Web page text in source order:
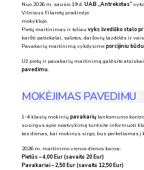
Nuo 2026 m. sausio 19 d.UAB „Antrekotas”
Vilniaus Filaretų pradinėje
mokykloje.
Pietų maitinimas ir toliau vyks švediško stalo
karšti patiekalai, salotos, daržovių lazdelės ir
Pavakarių maitinimą vykdysimeporcijiniu būdu
Už pietų ir pavakarių maitinimą galėsite
pavedimu.
MOKĖJIMAS PAVEDIMU
1-4 klasių mokiniųpavakarių lankomumo
susirgus apie neatvykimą turėsite informuoti
tas dienas, kai mokinys sirgo, bus perkeliamas į
2026 m. maitinimo vienos dienos kaina:
Pietūs – 4,00 Eur (savaitė 20 Eur)
Pavakariai – 2,50 Eur (savaitė 12,50 Eur)